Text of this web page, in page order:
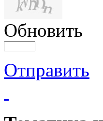
Обновить
Отправить